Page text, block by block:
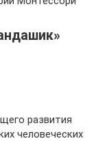
развития
человеческих